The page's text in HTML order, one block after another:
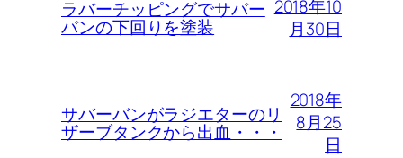
ラバーチッピングでサバー
バンの下回りを塗装
2018年10
月30日
サバーバンがラジエターのリ
ザーブタンクから出血・・・
2018年
8月25
日